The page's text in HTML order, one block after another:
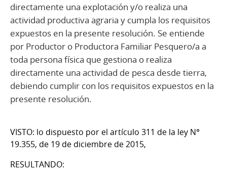
directamente una explotación y/o realiza una
actividad productiva agraria y cumpla los requisitos
expuestos en la presente resolución. Se entiende
por Productor o Productora Familiar Pesquero/a a
toda persona física que gestiona o realiza
directamente una actividad de pesca desde tierra,
debiendo cumplir con los requisitos expuestos en la
presente resolución.
VISTO: lo dispuesto por el artículo 311 de la ley N°
19.355, de 19 de diciembre de 2015,
RESULTANDO: